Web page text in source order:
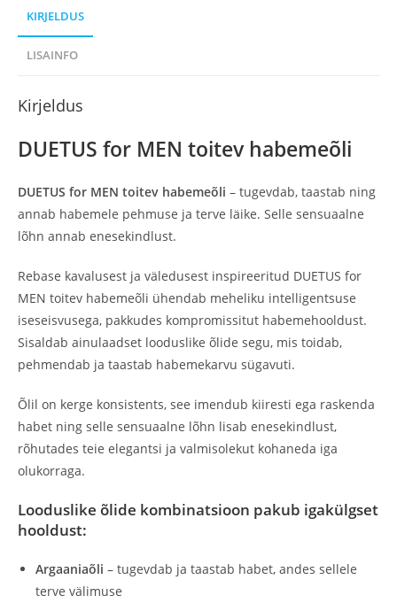
KIRJELDUS
LISAINFO
Kirjeldus
DUETUS for MEN toitev habemeõli
DUETUS for MEN toitev habemeõli – tugevdab, taastab ning
annab habemele pehmuse ja terve läike. Selle sensuaalne
lõhn annab enesekindlust.
Rebase kavalusest ja väledusest inspireeritud DUETUS for
MEN toitev habemeõli ühendab meheliku intelligentsuse
iseseisvusega, pakkudes kompromissitut habemehooldust.
Sisaldab ainulaadset looduslike õlide segu, mis toidab,
pehmendab ja taastab habemekarvu sügavuti.
Õlil on kerge konsistents, see imendub kiiresti ega raskenda
habet ning selle sensuaalne lõhn lisab enesekindlust,
rõhutades teie elegantsi ja valmisolekut kohaneda iga
olukorraga.
Looduslike õlide kombinatsioon pakub igakülgset
hooldust:
Argaaniaõli – tugevdab ja taastab habet, andes sellele
terve välimuse